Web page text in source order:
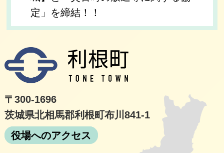
定」を締結！！
〒300-1696
茨城県北相馬郡利根町布川841-1
役場へのアクセス